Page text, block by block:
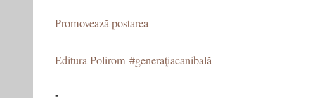
Promovează postarea
Editura Polirom #generaţiacanibală
-